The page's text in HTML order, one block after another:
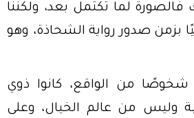
فالصورة لما تكتمل بعد، ولكننا
بزمن صدور رواية الشحاذة، وهو
شخوصًا من الواقع، كانوا ذوي
وليس من عالم الخيال، وعلى